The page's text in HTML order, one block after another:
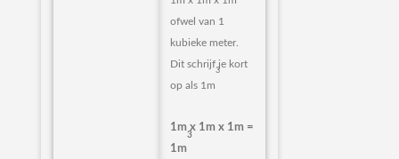
ofwel van 1
kubieke meter.
Dit schrijf je kort
op als 1m
3
1m x 1m x 1m =
1m
3